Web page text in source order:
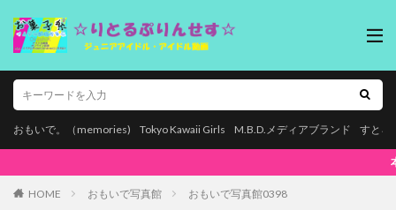
おもいで。（memories) Tokyo Kawaii Girls M.B.D.メディアブランド すとろ
本ページはプロモーションが含まれ
HOME おもいで写真館 おもいで写真館0398